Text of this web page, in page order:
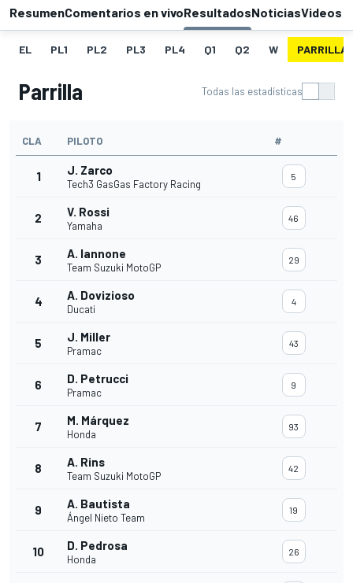
ResumenComentarios en vivoResultadosNoticiasVideos
EL PL1 PL2 PL3 PL4 Q1 Q2 W PARRILLA
Parrilla Todas las estadísticas
CLA PILOTO #
1 J. Zarco
Tech3 GasGas Factory Racing
5
2 V. Rossi
Yamaha
46
3 A. Iannone
Team Suzuki MotoGP
29
4 A. Dovizioso
Ducati
4
5 J. Miller
Pramac
43
6 D. Petrucci
Pramac
9
7 M. Márquez
Honda
93
8 A. Rins
Team Suzuki MotoGP
42
9 A. Bautista
Ángel Nieto Team
19
10 D. Pedrosa
Honda
26